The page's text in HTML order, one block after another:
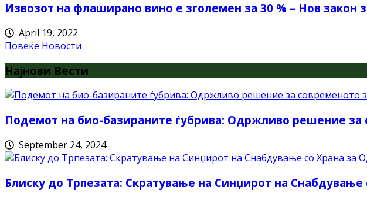
Извозот на флаширано вино е зголемен за 30 % – Нов закон
April 19, 2022
Повеќе Новости
Најнови Вести
Подемот на био-базираните ѓубрива: Одржливо решение за
September 24, 2024
Блиску до Трпезата: Скратување на Синџирот на